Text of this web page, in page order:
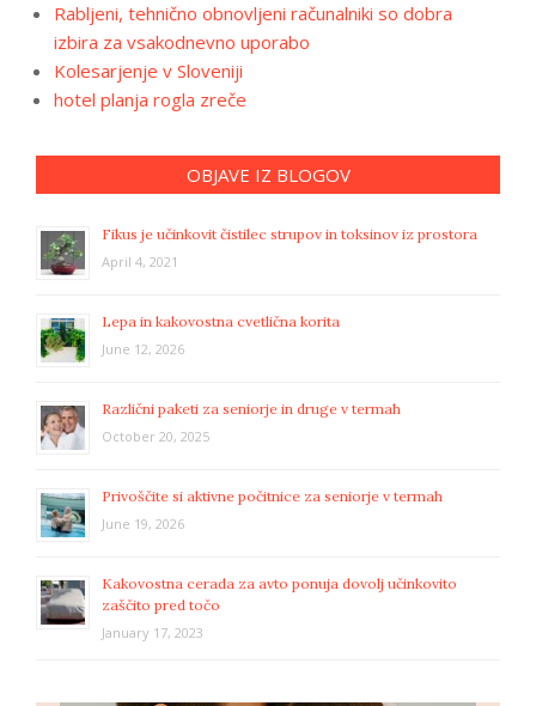
Rabljeni, tehnično obnovljeni računalniki so dobra
izbira za vsakodnevno uporabo
Kolesarjenje v Sloveniji
hotel planja rogla zreče
OBJAVE IZ BLOGOV
Fikus je učinkovit čistilec strupov in toksinov iz prostora
April 4, 2021
Lepa in kakovostna cvetlična korita
June 12, 2026
Različni paketi za seniorje in druge v termah
October 20, 2025
Privoščite si aktivne počitnice za seniorje v termah
June 19, 2026
Kakovostna cerada za avto ponuja dovolj učinkovito
zaščito pred točo
January 17, 2023